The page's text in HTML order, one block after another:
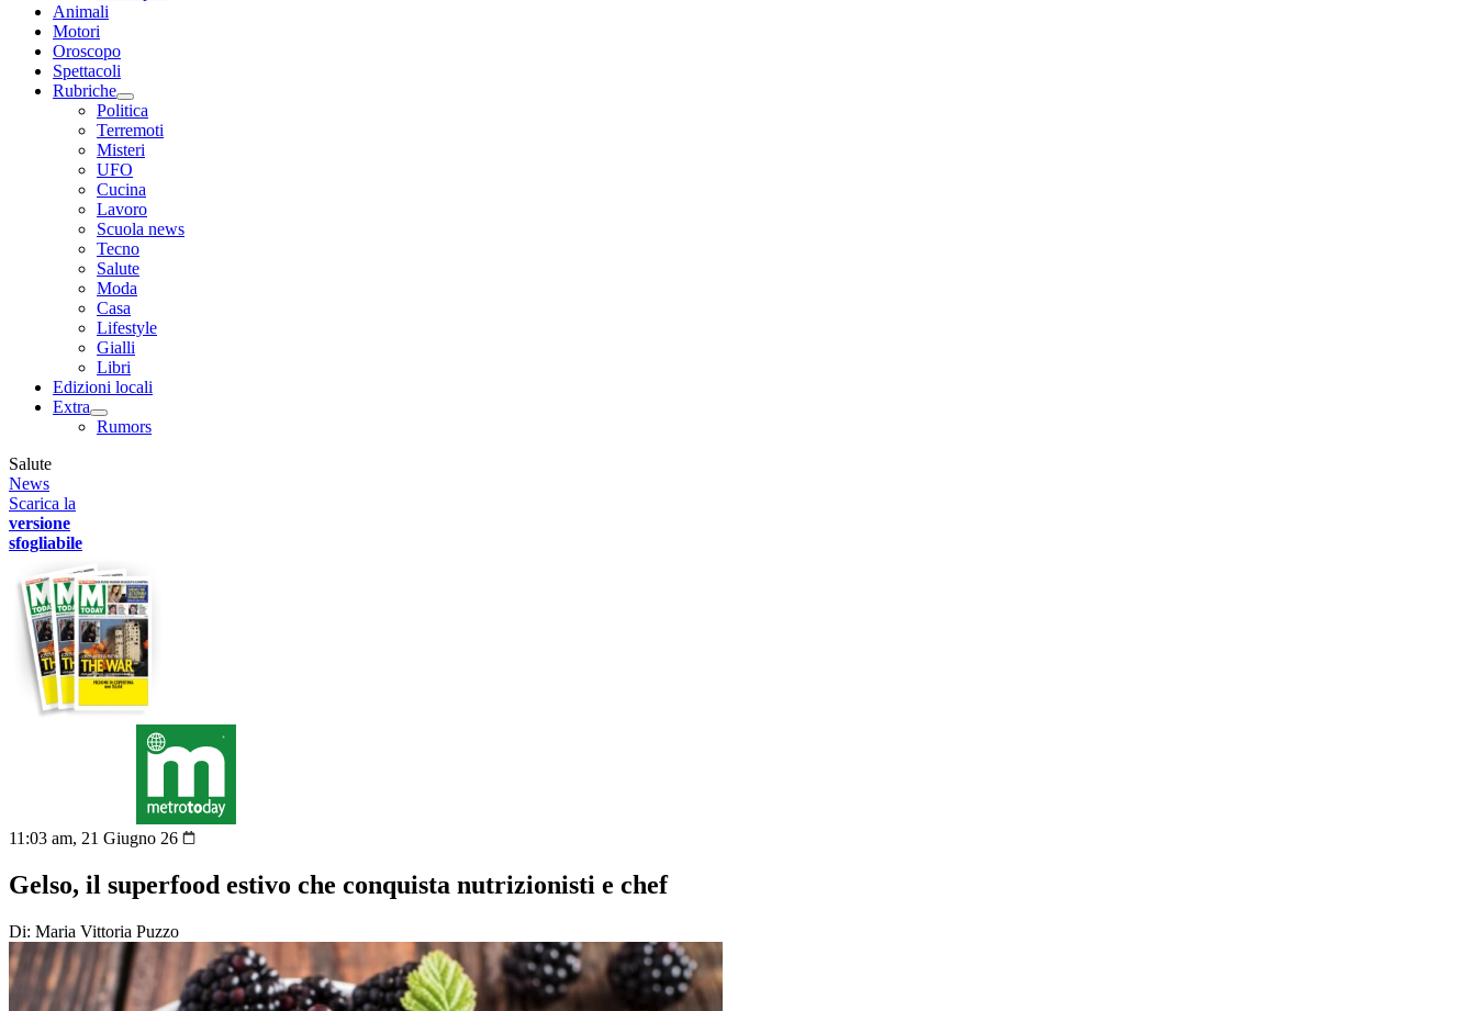
Animali
Motori
Oroscopo
Spettacoli
Rubriche
Politica
Terremoti
Misteri
UFO
Cucina
Lavoro
Scuola news
Tecno
Salute
Moda
Casa
Lifestyle
Gialli
Libri
Edizioni locali
Extra
Rumors
Salute
News
Scarica la
versione
sfogliabile
11:03 am, 21 Giugno 26
Gelso, il superfood estivo che conquista nutrizionisti e chef
Di: Maria Vittoria Puzzo